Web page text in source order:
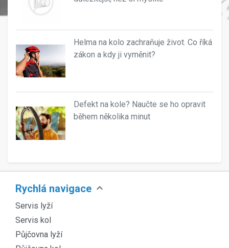
Helma na kolo zachraňuje život. Co říká
zákon a kdy ji vyměnit?
Defekt na kole? Naučte se ho opravit
během několika minut
Rychlá navigace expand_more
Servis lyží
Servis kol
Půjčovna lyží